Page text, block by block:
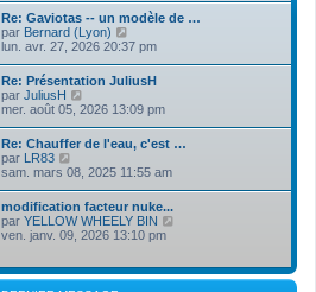
s
s
a
g
i
e
r
m
e
s
s
a
l
e
d
e
r
i
e
r
m
e
s
s
a
g
e
Re: Gaviotas -- un modèle de …
par Bernard (Lyon)
o
r
l
e
d
e
r
i
e
r
m
e
s
a
lun. avr. 27, 2026 20:37 pm
Re: Présentation JuliusH
par JuliusH
o
l
e
d
e
r
n
i
r
m
mer. août 05, 2026 13:09 pm
Re: Chauffer de l'eau, c'est …
par LR83
o
l
e
d
r
n
sam. mars 08, 2025 11:55 am
modification facteur nuke...
par YELLOW WHEELY BIN
l
ven. janv. 09, 2026 13:10 pm